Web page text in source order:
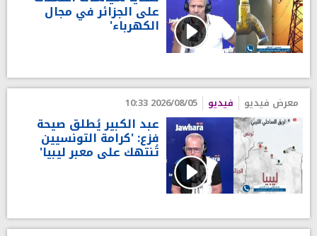
على الجزائر في مجال
الكهرباء'
معرض فيديو فيديو 2026/08/05 10:33
عبد الكبير يُطلق صيحة
فزع: 'كرامة التونسيين
تُنتهك على معبر ليبيا'